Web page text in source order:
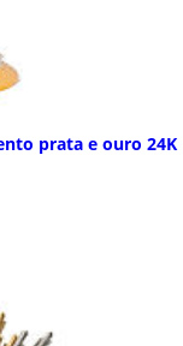
prata e ouro 24K